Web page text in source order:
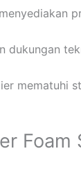
dukungan
mematuhi
Foam